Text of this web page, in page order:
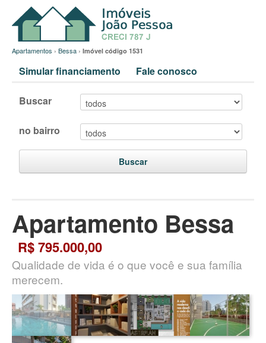
Apartamentos › Bessa › Imóvel código 1531
Simular financiamento Fale conosco
Buscar
no bairro
Buscar
Apartamento Bessa
R$ 795.000,00
Qualidade de vida é o que você e sua família
merecem.